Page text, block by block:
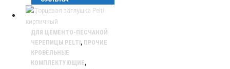
ДЛЯ ЦЕМЕНТО-ПЕСЧАНОЙ
ЧЕРЕПИЦЫ PELTI , ПРОЧИЕ
КРОВЕЛЬНЫЕ
КОМПЛЕКТУЮЩИЕ,